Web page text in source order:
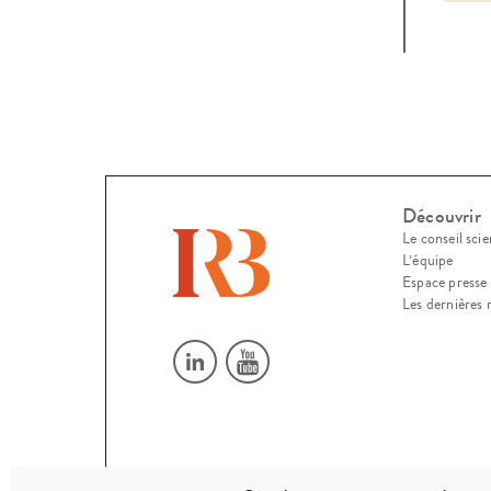
Découvrir
Le conseil
L’équipe
Espace presse
Les dernières